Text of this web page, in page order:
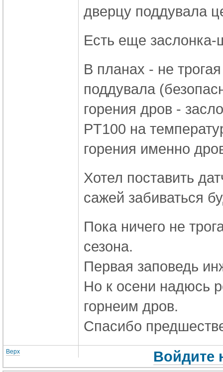
дверцу поддувала
Есть еще
В планах - не
поддувала
горения дров -
PT100 на
горения именно
Хотел поставить
сажей забиваться
Пока ничего не
сезона.
Первая заповедь
Но к осени надюсь
горнеим дров.
Спасибо
Верх Войдите